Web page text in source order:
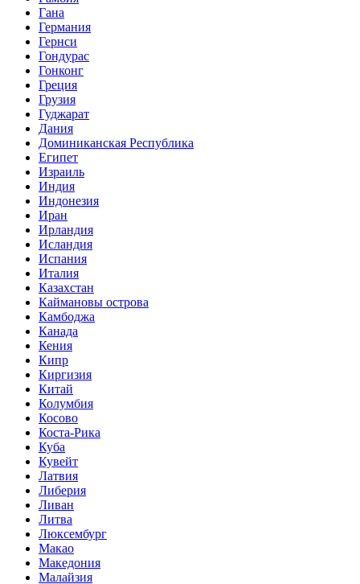
Гана
Германия
Гернси
Гондурас
Гонконг
Греция
Грузия
Гуджарат
Дания
Доминиканская Республика
Египет
Израиль
Индия
Индонезия
Иран
Ирландия
Исландия
Испания
Италия
Казахстан
Каймановы острова
Камбоджа
Канада
Кения
Кипр
Киргизия
Китай
Колумбия
Косово
Коста-Рика
Куба
Кувейт
Латвия
Либерия
Ливан
Литва
Люксембург
Макао
Македония
Малайзия